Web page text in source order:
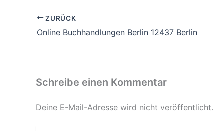
ZURÜCK
Online Buchhandlungen Berlin 12437 Berlin
Schreibe einen Kommentar
Deine E-Mail-Adresse wird nicht veröffentlicht.